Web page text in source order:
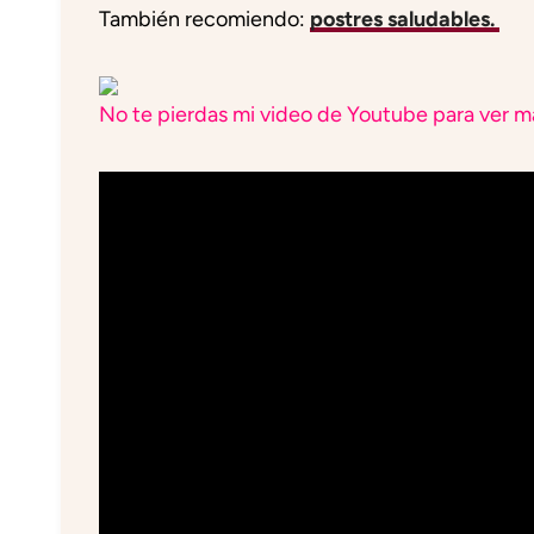
También recomiendo: postres saludables.
No te pierdas mi video de Youtube para ver